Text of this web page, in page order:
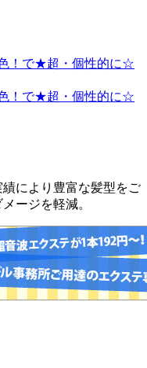
！で★超・個性的に☆
！で★超・個性的に☆
により豊富な髪型をご
ージを軽減。